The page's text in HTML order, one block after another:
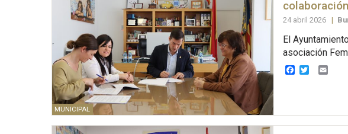
MUNICIPAL
24 abril 2026 |
El
asociación
Facebook
TwitterEmail